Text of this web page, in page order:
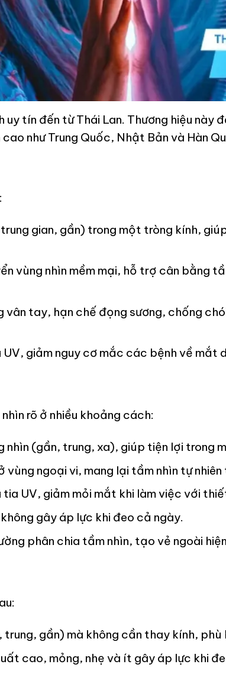
uy tín đến từ Thái Lan. Thương hiệu này
như Trung Quốc, Nhật Bản và Hàn
gian, gần) trong một tròng kính,
vùng nhìn mềm mại, hỗ trợ cân bằng
vân tay, hạn chế đọng sương, chống
giảm nguy cơ mắc các bệnh về mắt
rõ ở nhiều khoảng cách:
nhìn (gần, trung, xa), giúp tiện lợi trong
vùng ngoại vi, mang lại tầm nhìn tự nhiên
UV, giảm mỏi mắt khi làm việc với
gây áp lực khi đeo cả ngày.
phân chia tầm nhìn, tạo vẻ ngoài
gần) mà không cần thay kính,
cao, mỏng, nhẹ và ít gây áp lực khi